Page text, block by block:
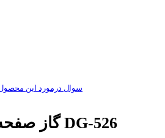
سوال درمورد این
گاز صفحه ای داتیس مدل DG-526